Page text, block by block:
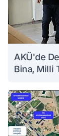
AKÜ'de
Bina, Milli